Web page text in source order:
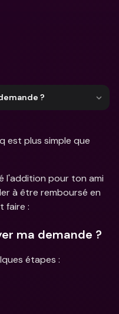
?
est plus simple que
l'addition pour ton ami
à être remboursé en
faire :
ma demande ?
étapes :